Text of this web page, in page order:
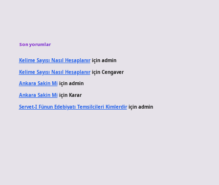
Son yorumlar
Kelime Sayısı Nasıl Hesaplanıriçin admin
Kelime Sayısı Nasıl Hesaplanıriçin Cengaver
Ankara Sakin Miiçin admin
Ankara Sakin Miiçin Karar
Servet-I Fünun Edebiyatı Temsilcileri Kimlerdiriçin admin